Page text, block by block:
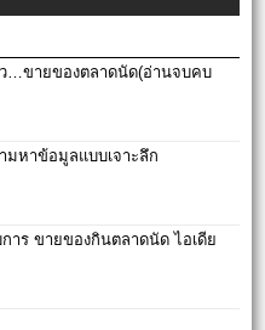
…ขายของตลาดนัด(อ่านจบคบ
หาข้อมูลแบบเจาะลึก
การ ขายของกินตลาดนัด ไอเดีย